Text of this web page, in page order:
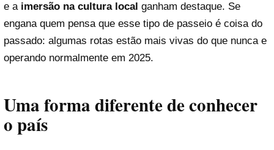
e a imersão na cultura local ganham destaque. Se
engana quem pensa que esse tipo de passeio é coisa do
passado: algumas rotas estão mais vivas do que nunca e
operando normalmente em 2025.
Uma forma diferente de conhecer
o país